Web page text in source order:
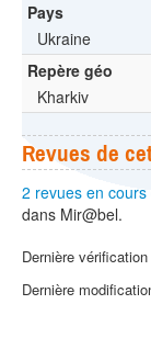
Pays
Ukraine
Repère géo
Kharkiv
Revues de
2 revues en
dans Mir@bel.
Dernière
Dernière